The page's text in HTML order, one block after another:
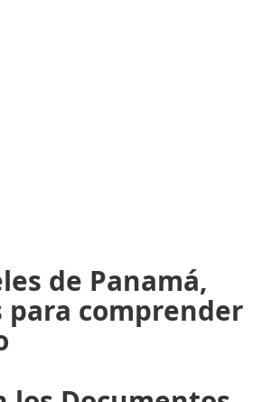
de Panamá,
para comprender